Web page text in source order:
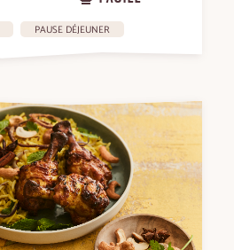
PAUSE DÉJEUNER